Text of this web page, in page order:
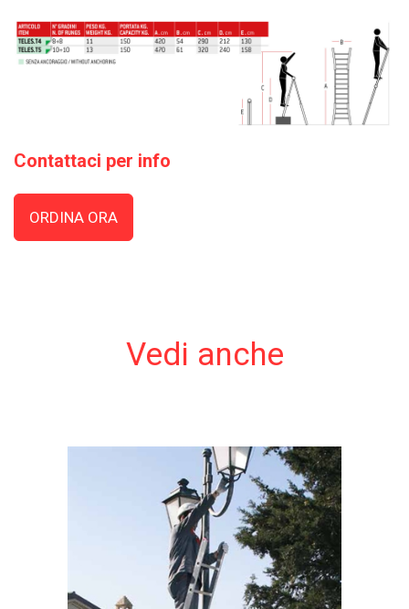
Contattaci per info
ORDINA ORA
Vedi anche